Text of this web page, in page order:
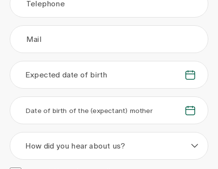
Telephone
Mail
. .
Expected date of birth
. .
Date of birth of the (expectant) mother
How did you hear about us?